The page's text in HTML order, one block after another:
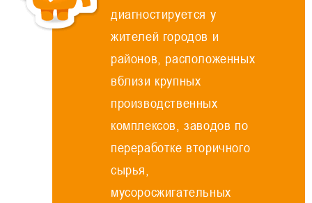
диагностируется у
жителей городов и
районов, расположенных
вблизи крупных
производственных
комплексов, заводов по
переработке вторичного
сырья,
мусоросжигательных